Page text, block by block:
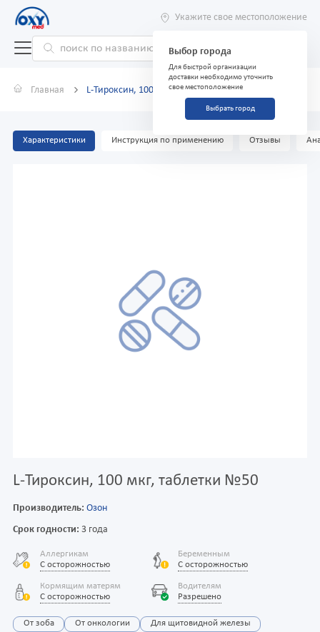
Укажите свое местоположение
Выбор города
Для быстрой организации
доставки необходимо уточнить
свое местоположение
Выбрать город
Главная L-Тироксин, 100 мкг, таблетки №50
Характеристики Инструкция по применению Отзывы
L-Тироксин, 100 мкг, таблетки №50
Производитель: Озон
Срок годности: 3 года
Аллергикам
С осторожностью
Беременным
С осторожностью
Кормящим матерям
С осторожностью
Водителям
Разрешено
От зоба От онкологии Для щитовидной железы